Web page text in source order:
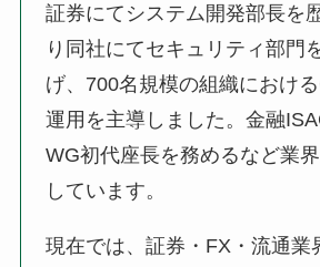
証券にてシステム開発部長を
り同社にてセキュリティ部門
げ、700名規模の組織におけ
運用を主導しました。金融
WG初代座長を務めるなど業
しています。
現在では、証券・FX・流通業